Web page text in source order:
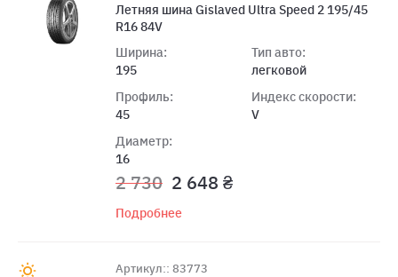
Летняя шина Gislaved Ultra Speed 2 195/45
R16 84V
Ширина:
195
Профиль:
45
Диаметр:
16
Тип авто:
легковой
Индекс скорости:
V
2 730 2 648 ₴
Подробнее
Артикул:: 83773